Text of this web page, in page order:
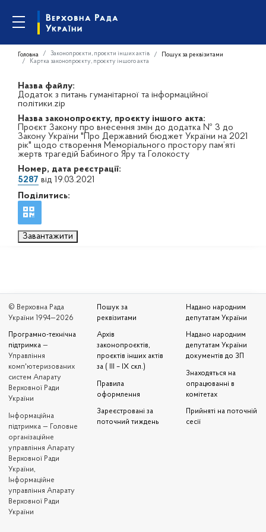
Головна Законопроєкти, проєкти інших актів
Пошук за реквізитами
Картка законопроєкту, проєкту іншого акта
Назва файлу:
Додаток з питань гуманітарної та інформаційної
політики.zip
Назва законопроєкту, проєкту іншого акта:
Проєкт Закону про внесення змін до додатка № 3 до
Закону України "Про Державний бюджет України на 2021
рік" щодо створення Меморіального простору пам’яті
жертв трагедій Бабиного Яру та Голокосту
Номер, дата реєстрації:
5287 від 19.03.2021
Поділитись:
Завантажити
© Верховна Рада
України 1994—2026
Програмно-технічна
підтримка —
Управління
комп'ютеризованих
систем Апарату
Верховної Ради
України
Iнформаційна
підтримка — Головне
організаційне
управління Апарату
Верховної Ради
України,
Інформаційне
управління Апарату
Верховної Ради
України
Пошук за
реквізитами
Архів
законопроєктів,
проєктів інших актів
за ( III – IX скл.)
Правила
оформлення
Зареєстровані за
поточний тиждень
Надано народним
депутатам України
Надано народним
депутатам України
документів до ЗП
Знаходяться на
опрацюванні в
комітетах
Прийняті на поточній
сесії